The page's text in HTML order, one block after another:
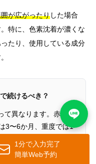
が広がったりした場合
特に、色素沈着が濃くな
たり、使用している成分
続けるべき？
て異なります。赤みタ
3〜6か月、重度では1
タイプはセルフケアで
要です。6か月以上継
1分で入力完了
簡単Web予約